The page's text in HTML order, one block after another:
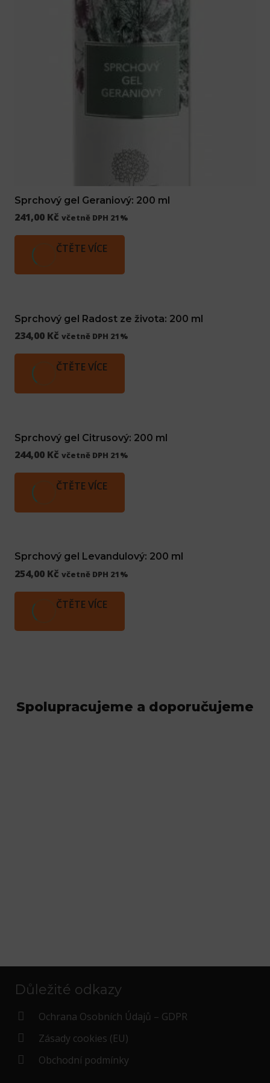
Sprchový gel Geraniový: 200 ml
241,00 Kč včetně DPH 21%
ČTĚTE VÍCE
Sprchový gel Radost ze života: 200 ml
234,00 Kč včetně DPH 21%
ČTĚTE VÍCE
Sprchový gel Citrusový: 200 ml
244,00 Kč včetně DPH 21%
ČTĚTE VÍCE
Sprchový gel Levandulový: 200 ml
254,00 Kč včetně DPH 21%
ČTĚTE VÍCE
Spolupracujeme a doporučujeme
Důležité odkazy
Ochrana Osobních Údajů – GDPR
Zásady cookies (EU)
Obchodní podmínky